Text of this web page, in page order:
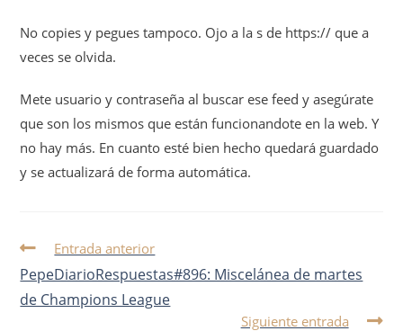
No copies y pegues tampoco. Ojo a la s de https:// que a
veces se olvida.
Mete usuario y contraseña al buscar ese feed y asegúrate
que son los mismos que están funcionandote en la web. Y
no hay más. En cuanto esté bien hecho quedará guardado
y se actualizará de forma automática.
Entrada anterior
PepeDiarioRespuestas#896: Miscelánea de martes
de Champions League
Siguiente entrada